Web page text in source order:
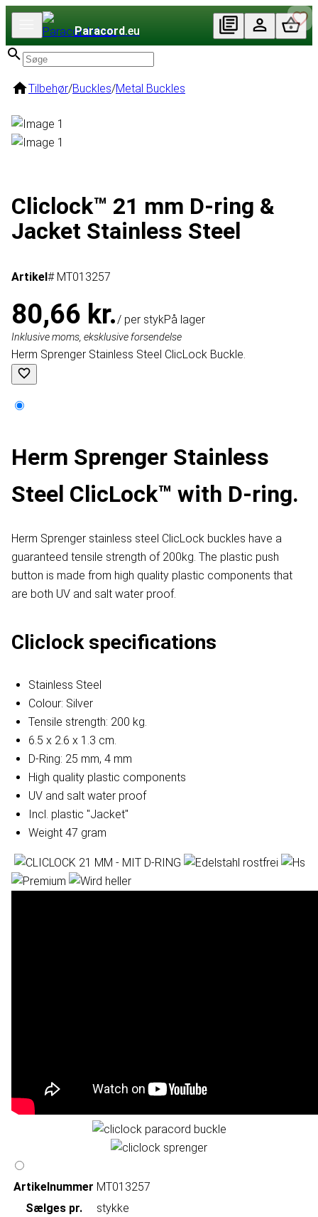
Paracord.eu
Tilbehør/Buckles/Metal Buckles
Cliclock™ 21 mm D-ring &
Jacket Stainless Steel
Artikel# MT013257
80,66 kr./ per stykPå lager
Inklusive moms, eksklusive forsendelse
Herm Sprenger Stainless Steel ClicLock Buckle.
Herm Sprenger Stainless
Steel ClicLock™ with D-ring.
Herm Sprenger stainless steel ClicLock buckles have a
guaranteed tensile strength of 200kg. The plastic push
button is made from high quality plastic components that
are both UV and salt water proof.
Cliclock specifications
Stainless Steel
Colour: Silver
Tensile strength: 200 kg.
6.5 x 2.6 x 1.3 cm.
D-Ring: 25 mm, 4 mm
High quality plastic components
UV and salt water proof
Incl. plastic "Jacket"
Weight 47 gram
Artikelnummer MT013257
Sælges pr.
stykke